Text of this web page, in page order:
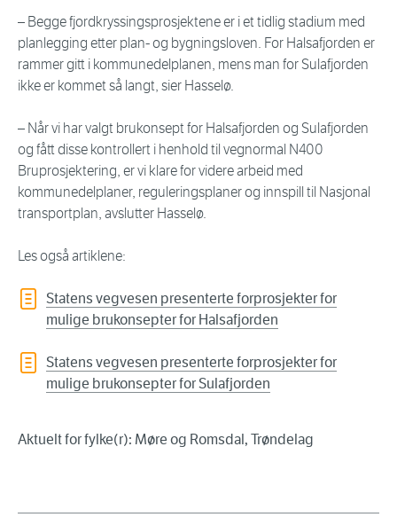
– Begge fjordkryssingsprosjektene er i et tidlig stadium med
planlegging etter plan- og bygningsloven. For Halsafjorden er
rammer gitt i kommunedelplanen, mens man for Sulafjorden
ikke er kommet så langt, sier Hasselø.
– Når vi har valgt brukonsept for Halsafjorden og Sulafjorden
og fått disse kontrollert i henhold til vegnormal N400
Bruprosjektering, er vi klare for videre arbeid med
kommunedelplaner, reguleringsplaner og innspill til Nasjonal
transportplan, avslutter Hasselø.
Les også artiklene:
Statens vegvesen presenterte forprosjekter for
mulige brukonsepter for Halsafjorden
Statens vegvesen presenterte forprosjekter for
mulige brukonsepter for Sulafjorden
Aktuelt for fylke(r): Møre og Romsdal, Trøndelag